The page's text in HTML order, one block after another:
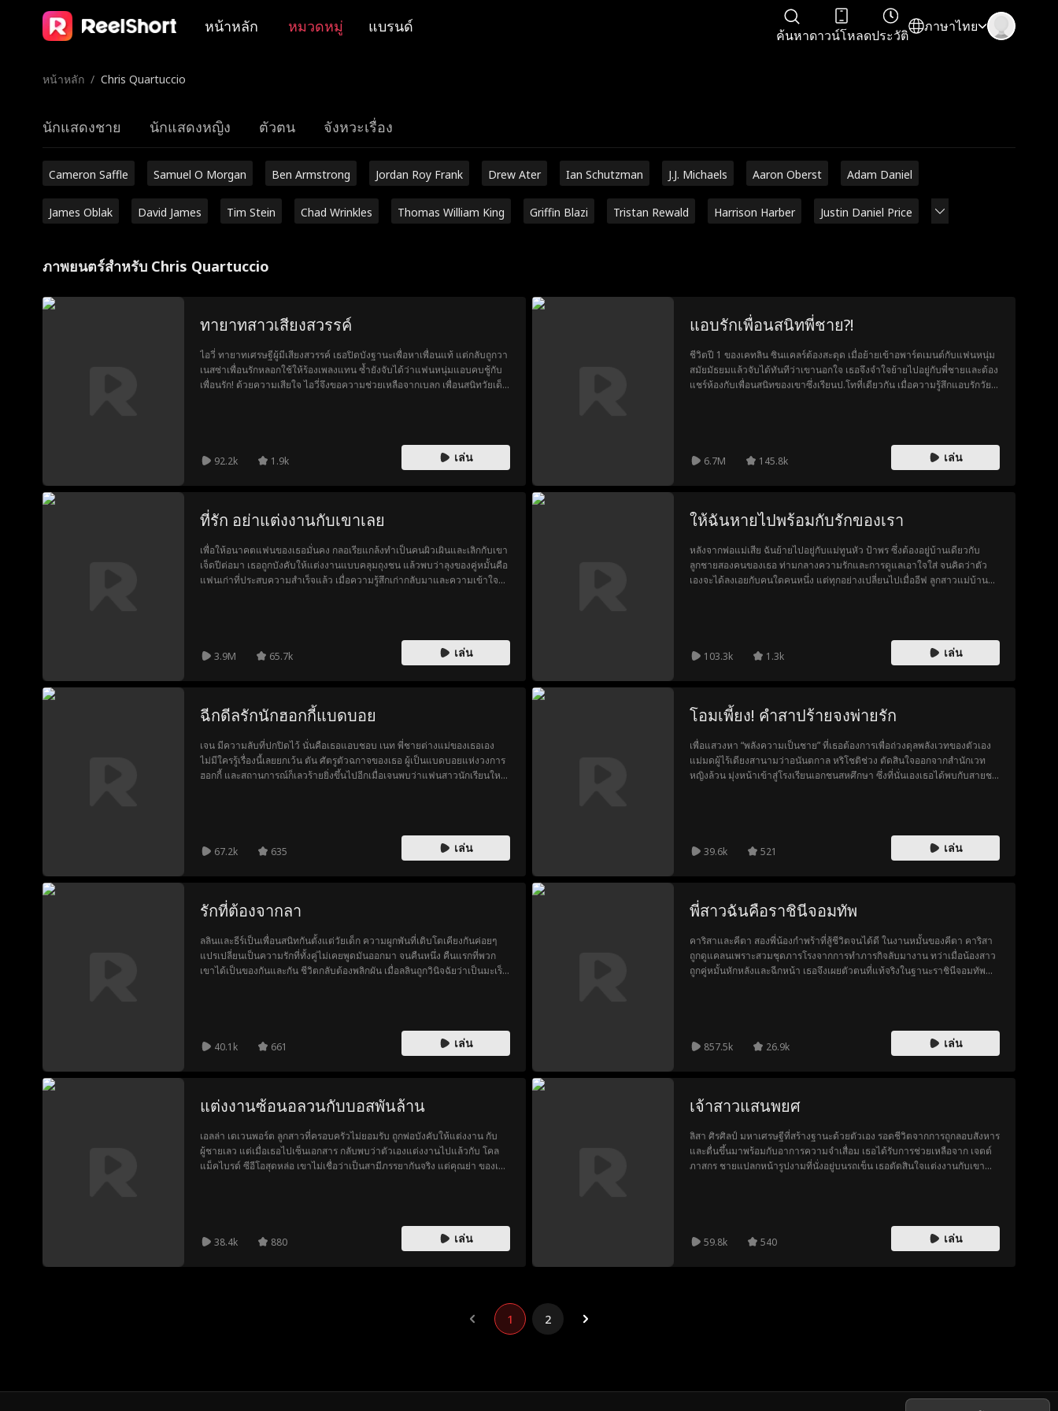
หน้าหลัก หมวดหมู่ แบรนด์
ค้นหาดาวน์โหลดประวัติ
ภาษาไทย
หน้าหลัก / Chris Quartuccio
นักแสดงชาย นักแสดงหญิง ตัวตน จังหวะเรื่อง
Cameron Saffle Samuel O Morgan Ben Armstrong Jordan Roy Frank Drew Ater Ian Schutzman J.J. Michaels Aaron Oberst Adam Daniel
James Oblak David James Tim Stein Chad Wrinkles Thomas William King Griffin Blazi Tristan Rewald Harrison Harber Justin Daniel Price
ภาพยนตร์สำหรับ Chris Quartuccio
ทายาทสาวเสียงสวรรค์
ไอวี่ ทายาทเศรษฐีผู้มีเสียงสวรรค์ เธอปิดบังฐานะเพื่อหาเพื่อนแท้ แต่กลับถูกวา
เนสซ่าเพื่อนรักหลอกใช้ให้ร้องเพลงแทน ซ้ำยังจับได้ว่าแฟนหนุ่มแอบคบชู้กับ
เพื่อนรัก! ด้วยความเสียใจ ไอวี่จึงขอความช่วยเหลือจากเบลก เพื่อนสนิทวัยเด็ก
92.2k 1.9k เล่น
แอบรักเพื่อนสนิทพี่ชาย?!
ชีวิตปี 1 ของเคทลิน ซินแคลร์ต้องสะดุด เมื่อย้ายเข้าอพาร์ตเมนต์กับแฟนหนุ่ม
สมัยมัธยมแล้วจับได้ทันทีว่าเขานอกใจ เธอจึงจำใจย้ายไปอยู่กับพี่ชายและต้อง
แชร์ห้องกับเพื่อนสนิทของเขาซึ่งเรียนป.โทที่เดียวกัน เมื่อความรู้สึกแอบรักวัย
6.7M 145.8k เล่น
ที่รัก อย่าแต่งงานกับเขาเลย
เพื่อให้อนาคตแฟนของเธอมั่นคง กลอเรียแกล้งทำเป็นคนผิวเผินและเลิกกับเขา
เจ็ดปีต่อมา เธอถูกบังคับให้แต่งงานแบบคลุมถุงชน แล้วพบว่าลุงของคู่หมั้นคือ
แฟนเก่าที่ประสบความสำเร็จแล้ว เมื่อความรู้สึกเก่ากลับมาและความเข้าใจผิด
3.9M 65.7k เล่น
ให้ฉันหายไปพร้อมกับรักของเรา
หลังจากพ่อแม่เสีย ฉันย้ายไปอยู่กับแม่ทูนหัว ป้าพร ซึ่งต้องอยู่บ้านเดียวกับ
ลูกชายสองคนของเธอ ท่ามกลางความรักและการดูแลเอาใจใส่ จนคิดว่าตัว
เองจะได้ลงเอยกับคนใดคนหนึ่ง แต่ทุกอย่างเปลี่ยนไปเมื่ออีฟ ลูกสาวแม่บ้าน
103.3k 1.3k เล่น
ฉีกดีลรักนักฮอกกี้แบดบอย
เจน มีความลับที่ปกปิดไว้ นั่นคือเธอแอบชอบ เนท พี่ชายต่างแม่ของเธอเอง
ไม่มีใครรู้เรื่องนี้เลยยกเว้น ตัน ศัตรูตัวฉกาจของเธอ ผู้เป็นแบดบอยแห่งวงการ
ฮอกกี้ และสถานการณ์ก็เลวร้ายยิ่งขึ้นไปอีกเมื่อเจนพบว่าแฟนสาวนักเรียนใหม่
ปลอม ๆ ขึ้นมา เพื่อเก็บความลับของเจนให้ปลอดภัย ยิ่งพวกเขาใช้เวลาอยู่ด้วย
กันมากเท่าไหร่ เจนก็ยิ่งพบว่าภายใต้บุคลิกแบบแบดบอยของตันนั้น มีหัวใจที่
อบอุ่นและอ่อนโยนซ่อนอยู่ พร้อมที่จะเยียวยาหัวใจที่แตกสลายของเธอ และยืน
67.2k 635 เล่น
โอมเพี้ยง! คำสาปร้ายจงพ่ายรัก
เพื่อแสวงหา “พลังความเป็นชาย” ที่เธอต้องการเพื่อถ่วงดุลพลังเวทของตัวเอง
แม่มดผู้ไร้เดียงสานามว่าอนันตกาล หริโชติช่วง ตัดสินใจออกจากสำนักเวท
หญิงล้วน มุ่งหน้าเข้าสู่โรงเรียนเอกชนสหศึกษา ซึ่งที่นั่นเองเธอได้พบกับสายชล
เขาจะทำตามทุกสิ่งที่เธอร้องขอ แต่อนันตกาลกลับช็อกสุดชีวิตเมื่อเธอได้เรียนรู้
ว่า “การนอนด้วยกัน” ในโลกแห่งความเป็นจริงนั้น ไม่ได้มีความหมายตามที่
39.6k 521 เล่น
รักที่ต้องจากลา
ลลินและธีร์เป็นเพื่อนสนิทกันตั้งแต่วัยเด็ก ความผูกพันที่เติบโตเคียงกันค่อยๆ
แปรเปลี่ยนเป็นความรักที่ทั้งคู่ไม่เคยพูดมันออกมา จนคืนหนึ่ง คืนแรกที่พวก
เขาได้เป็นของกันและกัน ชีวิตกลับต้องพลิกผัน เมื่อลลินถูกวินิจฉัยว่าเป็นมะเร็ง
40.1k 661 เล่น
พี่สาวฉันคือราชินีจอมทัพ
คาริสาและคีตา สองพี่น้องกำพร้าที่สู้ชีวิตจนได้ดี ในงานหมั้นของคีตา คาริสา
ถูกดูแคลนเพราะสวมชุดภารโรงจากการทำภารกิจลับมางาน ทว่าเมื่อน้องสาว
ถูกคู่หมั้นหักหลังและฉีกหน้า เธอจึงเผยตัวตนที่แท้จริงในฐานะราชินีจอมทัพ
857.5k 26.9k เล่น
แต่งงานซ้อนอลวนกับบอสพันล้าน
เอลล่า เดเวนพอร์ต ลูกสาวที่ครอบครัวไม่ยอมรับ ถูกพ่อบังคับให้แต่งงาน กับ
ผู้ชายเลว แต่เมื่อเธอไปเซ็นเอกสาร กลับพบว่าตัวเองแต่งงานไปแล้วกับ โคล
แม็คไบรด์ ซีอีโอสุดหล่อ เขาไม่เชื่อว่าเป็นสามีภรรยากันจริง แต่คุณย่า ของเขา
38.4k 880 เล่น
เจ้าสาวแสนพยศ
ลิสา ศิรศิลป์ มหาเศรษฐีที่สร้างฐานะด้วยตัวเอง รอดชีวิตจากการถูกลอบสังหาร
และตื่นขึ้นมาพร้อมกับอาการความจำเสื่อม เธอได้รับการช่วยเหลือจาก เจตต์
ภาสกร ชายแปลกหน้ารูปงามที่นั่งอยู่บนรถเข็น เธอตัดสินใจแต่งงานกับเขา
59.8k
540 เล่น
1 2